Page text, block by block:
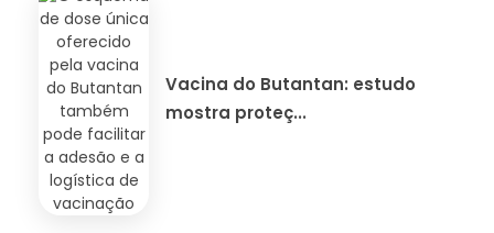
Vacina do Butantan: estudo
mostra proteç...